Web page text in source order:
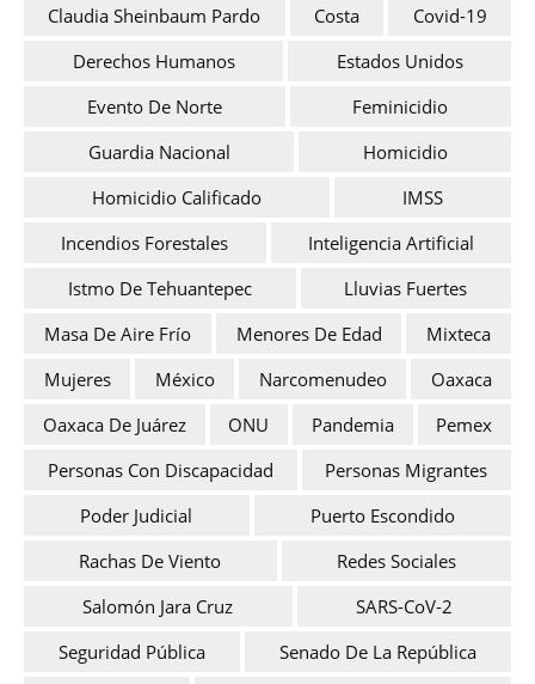
Claudia Sheinbaum Pardo
Costa
Covid-19
Derechos Humanos
Estados Unidos
Evento De Norte
Feminicidio
Guardia Nacional
Homicidio
Homicidio Calificado
IMSS
Incendios Forestales
Inteligencia Artificial
Istmo De Tehuantepec
Lluvias Fuertes
Masa De Aire Frío
Menores De Edad
Mixteca
Mujeres
México Narcomenudeo
Oaxaca
Oaxaca De Juárez
ONU Pandemia
Pemex
Personas Con Discapacidad
Personas Migrantes
Poder Judicial
Puerto Escondido
Rachas De Viento
Redes Sociales
Salomón Jara Cruz
SARS-CoV-2
Seguridad Pública
Senado De La República